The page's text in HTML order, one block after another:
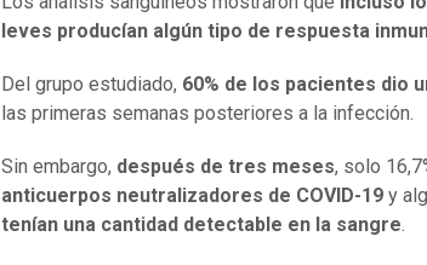
leves producían algún tipo de respuesta
Del grupo estudiado, 60% de los pacientes dio
las primeras semanas posteriores a la infección.
Sin embargo, después de tres meses, solo
anticuerpos neutralizadores de COVID-19 y
tenían una cantidad detectable en la sangre.